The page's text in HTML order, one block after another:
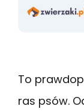
To
ras psów.